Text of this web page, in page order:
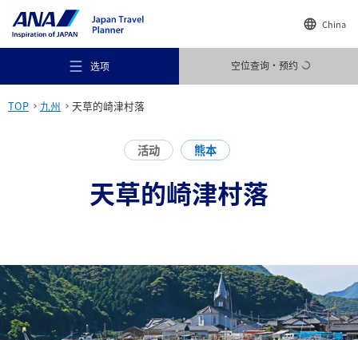
China
选项 空位查询・预约
目的地
TOP 九州 天草的崎津村落
活动 熊本
天草的崎津村落